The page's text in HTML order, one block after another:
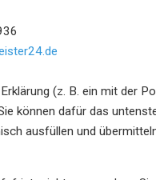
(z. B. ein mit der
können dafür das
ausfüllen und